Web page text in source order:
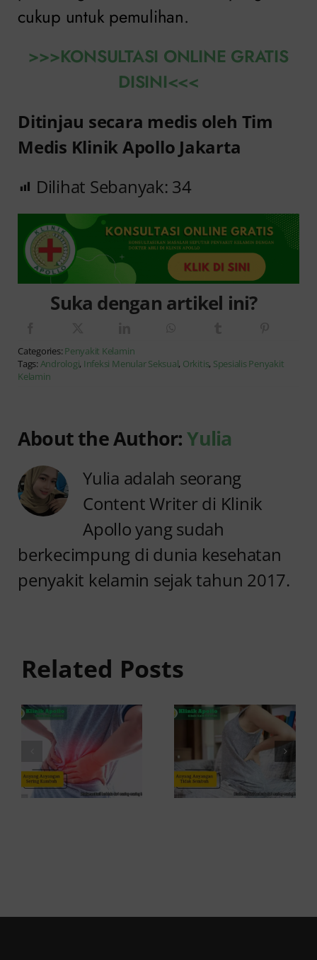
cukup untuk pemulihan.
>>>KONSULTASI ONLINE GRATIS
DISINI<<<
Ditinjau secara medis oleh Tim
Medis Klinik Apollo Jakarta
Dilihat Sebanyak: 34
Suka dengan artikel ini?
Categories: Penyakit Kelamin
Tags: Andrologi, Infeksi Menular Seksual, Orkitis, Spesialis Penyakit
Kelamin
About the Author:Yulia
Yulia adalah seorang
Content Writer di Klinik
Apollo yang sudah
berkecimpung di dunia kesehatan
penyakit kelamin sejak tahun 2017.
Related Posts
Penyebab
Sering
Kambuh
dan Cara
Atasinya
Anyang
Penyebab
dan
Solusinya